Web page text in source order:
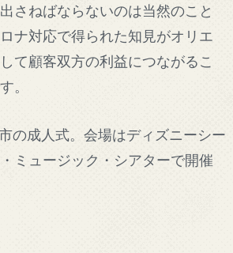
さねばならないのは当然のこと
ナ対応で得られた知見がオリエ
て顧客双方の利益につながるこ
。
の成人式。会場はディズニーシー
ミュージック・シアターで開催